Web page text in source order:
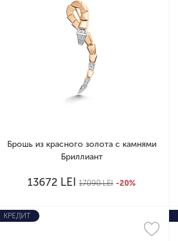
Брошь из красного золота с камнями
Бриллиант
13672 LEI 17090LEI -20%
КРЕДИТ